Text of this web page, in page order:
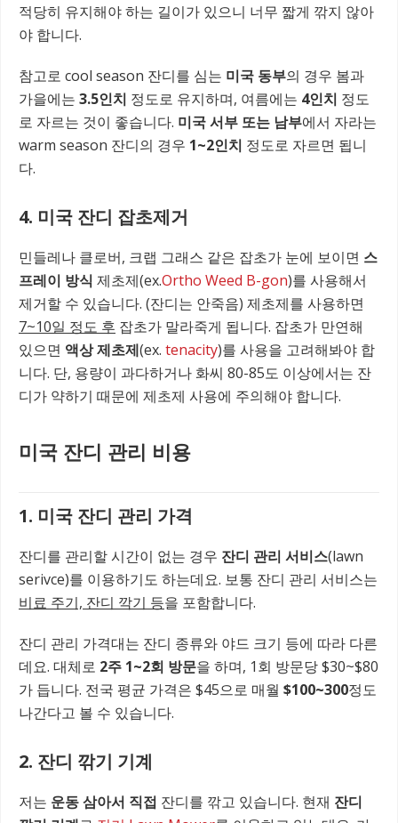
적당히 유지해야 하는 길이가 있으니 너무 짧게 깎지 않아
야 합니다.
참고로 cool season 잔디를 심는 미국 동부의 경우 봄과
가을에는 3.5인치 정도로 유지하며, 여름에는 4인치 정도
로 자르는 것이 좋습니다. 미국 서부 또는 남부에서 자라는
warm season 잔디의 경우 1~2인치 정도로 자르면 됩니
다.
4. 미국 잔디 잡초제거
민들레나 클로버, 크랩 그래스 같은 잡초가 눈에 보이면 스
프레이 방식 제초제(ex.Ortho Weed B-gon)를 사용해서
제거할 수 있습니다. (잔디는 안죽음) 제초제를 사용하면
7~10일 정도 후 잡초가 말라죽게 됩니다. 잡초가 만연해
있으면 액상 제초제(ex. tenacity)를 사용을 고려해봐야 합
니다. 단, 용량이 과다하거나 화씨 80-85도 이상에서는 잔
디가 약하기 때문에 제초제 사용에 주의해야 합니다.
미국 잔디 관리 비용
1. 미국 잔디 관리 가격
잔디를 관리할 시간이 없는 경우 잔디 관리 서비스(lawn
serivce)를 이용하기도 하는데요. 보통 잔디 관리 서비스는
비료 주기, 잔디 깍기 등을 포함합니다.
잔디 관리 가격대는 잔디 종류와 야드 크기 등에 따라 다른
데요. 대체로 2주 1~2회 방문을 하며, 1회 방문당 $30~$80
가 듭니다. 전국 평균 가격은 $45으로 매월 $100~300정도
나간다고 볼 수 있습니다.
2. 잔디 깎기 기계
저는 운동 삼아서 직접 잔디를 깎고 있습니다. 현재 잔디